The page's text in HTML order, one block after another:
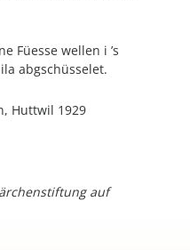
Füesse wellen i ’s
abgschüsselet.
Huttwil 1929
auf